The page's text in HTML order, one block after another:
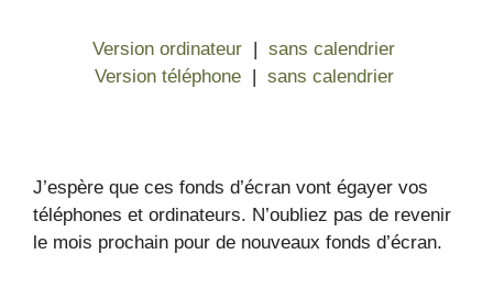
Version ordinateur | sans calendrier
Version téléphone| sans calendrier
J’espère que ces fonds d’écran vont égayer vos
téléphones et ordinateurs. N’oubliez pas de revenir
le mois prochain pour de nouveaux fonds d’écran.